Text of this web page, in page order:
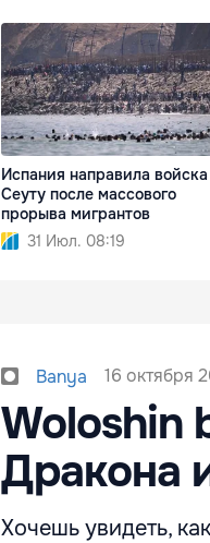
Испания направила
Сеуту после массового
прорыва мигрантов
31 Июл. 08:19
Banya 16 октября
Woloshin
Дракона
Хочешь увидеть,